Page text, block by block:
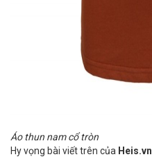
Áo thun nam cổ tròn
Hy vọng bài viết trên của Heis.vn